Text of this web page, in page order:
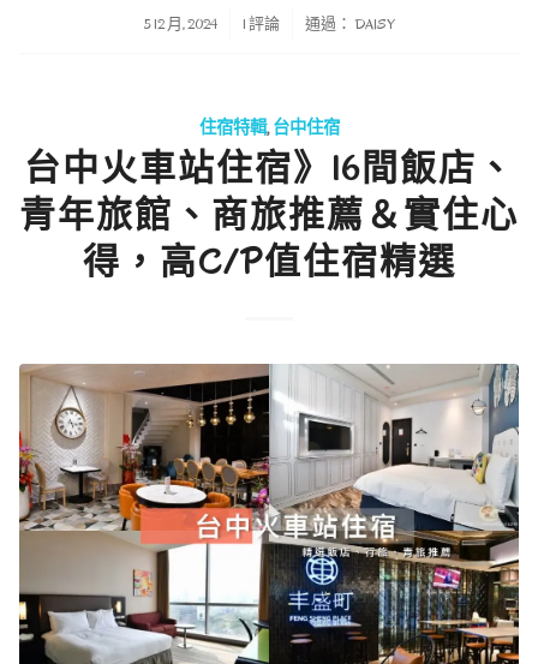
5 12 月, 2024
/ 1 評論
/ 通過： DAISY
住宿特輯,台中住宿
台中火車站住宿》16間飯店、
青年旅館、商旅推薦＆實住心
得，高C/P值住宿精選